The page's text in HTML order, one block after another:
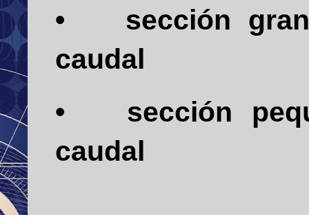
•
sección
caudal
•
sección
caudal